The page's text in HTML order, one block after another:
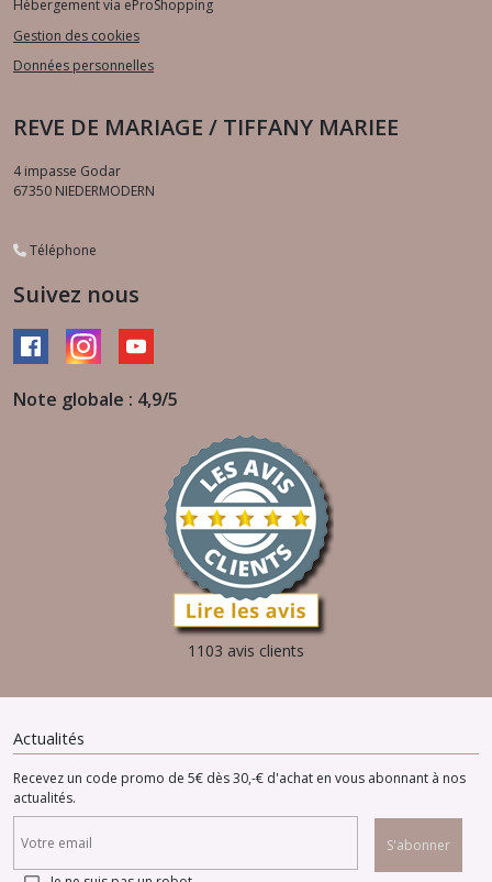
Hébergement via eProShopping
Gestion des cookies
Données personnelles
REVE DE MARIAGE / TIFFANY MARIEE
4 impasse Godar
67350 NIEDERMODERN
Téléphone
Suivez nous
Note globale : 4,9/5
1103 avis clients
Actualités
Recevez un code promo de 5€ dès 30,-€ d'achat en vous abonnant à nos
actualités.
S'abonner